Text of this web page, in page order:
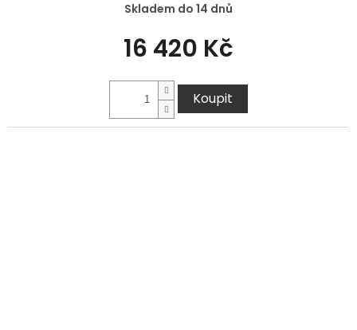
Skladem do 14 dnů
16 420 Kč
Koupit